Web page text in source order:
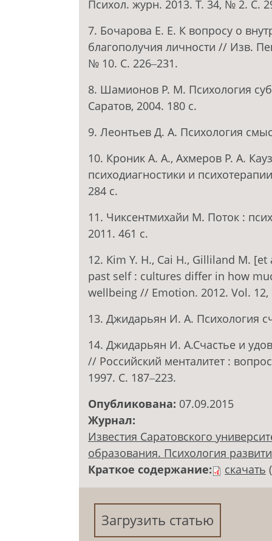
Психол. журн. 2013. Т. 34, № 2. С.
7. Бочарова Е. Е. К вопросу о
благополучия личности // Изв.
№ 10. С. 226‒231.
8. Шамионов Р. М. Психология
Саратов, 2004. 180 с.
9. Леонтьев Д. А. Психология
10. Кроник А. А., Ахмеров Р. А.
психодиагностики и
284 с.
11. Чиксентмихайи М. Поток :
2011. 461 с.
12. Kim Y. H., Cai H., Gilliland M.
past self : cultures differ in how
wellbeing // Emotion. 2012. Vol. 12,
13. Джидарьян И. А. Психология
14. Джидарьян И. А.Счастье и
// Российский менталитет :
1997. С. 187‒223.
Опубликована: 07.09.2015
Журнал:
Известия Саратовского
образования. Психология
Краткое содержание:
скачать
Загрузить статью